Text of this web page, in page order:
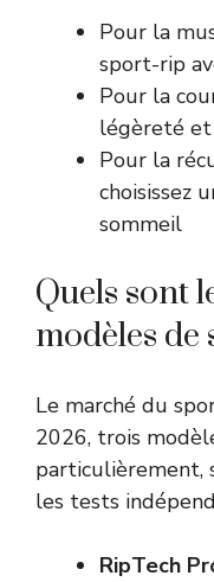
Pour la
sport-rip
Pour la
légèreté et
Pour la
choisissez
sommeil
Quels sont
modèles
Le marché du
2026, trois
particulièrement,
les tests
RipTech